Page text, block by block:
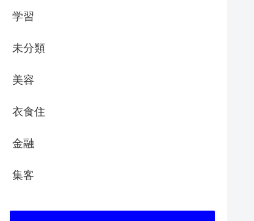
学習
未分類
美容
衣食住
金融
集客